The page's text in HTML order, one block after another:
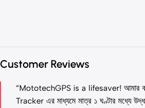
Customer Reviews
“MototechGPS is a lifesaver! আমার
Tracker এর মাধ্যমে মাত্র ১ ঘণ্টার মধ্যে